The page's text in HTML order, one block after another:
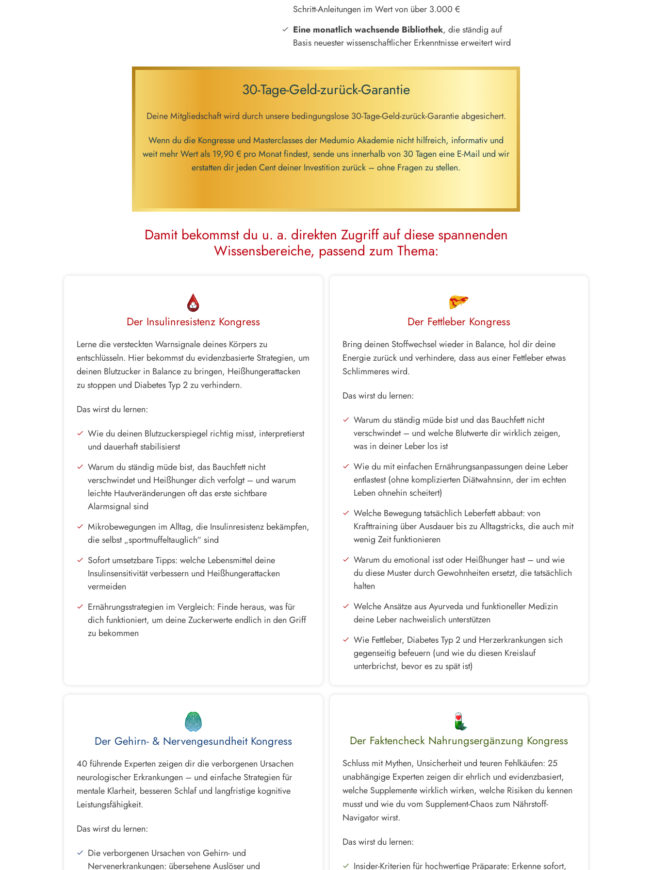
Schritt-Anleitungen im Wert von über 3.000 €
Eine monatlich wachsende Bibliothek, die ständig auf
Basis neuester wissenschaftlicher Erkenntnisse erweitert wird
30-Tage-Geld-zurück-Garantie
Deine Mitgliedschaft wird durch unsere bedingungslose 30-Tage-Geld-zurück-Garantie abgesichert.
Wenn du die Kongresse und Masterclasses der Medumio Akademie nicht hilfreich, informativ und
weit mehr Wert als 19,90 € pro Monat findest, sende uns innerhalb von 30 Tagen eine E-Mail und wir
erstatten dir jeden Cent deiner Investition zurück – ohne Fragen zu stellen.
Damit bekommst du u. a. direkten Zugriff auf diese spannenden
Wissensbereiche, passend zum Thema:
Der Insulinresistenz Kongress
Lerne die versteckten Warnsignale deines Körpers zu
entschlüsseln. Hier bekommst du evidenzbasierte Strategien, um
deinen Blutzucker in Balance zu bringen, Heißhungerattacken
zu stoppen und Diabetes Typ 2 zu verhindern.
Das wirst du lernen:
Wie du deinen Blutzuckerspiegel richtig misst, interpretierst
und dauerhaft stabilisierst
Warum du ständig müde bist, das Bauchfett nicht
verschwindet und Heißhunger dich verfolgt – und warum
leichte Hautveränderungen oft das erste sichtbare
Alarmsignal sind
Mikrobewegungen im Alltag, die Insulinresistenz bekämpfen,
die selbst „sportmuffeltauglich“ sind
Sofort umsetzbare Tipps: welche Lebensmittel deine
Insulinsensitivität verbessern und Heißhungerattacken
vermeiden
Ernährungsstrategien im Vergleich: Finde heraus, was für
dich funktioniert, um deine Zuckerwerte endlich in den Griff
zu bekommen
Der Fettleber Kongress
Bring deinen Stoffwechsel wieder in Balance, hol dir deine
Energie zurück und verhindere, dass aus einer Fettleber etwas
Schlimmeres wird.
Das wirst du lernen:
Warum du ständig müde bist und das Bauchfett nicht
verschwindet – und welche Blutwerte dir wirklich zeigen,
was in deiner Leber los ist
Wie du mit einfachen Ernährungsanpassungen deine Leber
entlastest (ohne komplizierten Diätwahnsinn, der im echten
Leben ohnehin scheitert)
Welche Bewegung tatsächlich Leberfett abbaut: von
Krafttraining über Ausdauer bis zu Alltagstricks, die auch mit
wenig Zeit funktionieren
Warum du emotional isst oder Heißhunger hast – und wie
du diese Muster durch Gewohnheiten ersetzt, die tatsächlich
halten
Welche Ansätze aus Ayurveda und funktioneller Medizin
deine Leber nachweislich unterstützen
Wie Fettleber, Diabetes Typ 2 und Herzerkrankungen sich
gegenseitig befeuern (und wie du diesen Kreislauf
unterbrichst, bevor es zu spät ist)
Der Gehirn- & Nervengesundheit Kongress
40 führende Experten zeigen dir die verborgenen Ursachen
neurologischer Erkrankungen – und einfache Strategien für
mentale Klarheit, besseren Schlaf und langfristige kognitive
Leistungsfähigkeit.
Das wirst du lernen:
Die verborgenen Ursachen von Gehirn- und
Nervenerkrankungen: übersehene Auslöser und
Der Faktencheck Nahrungsergänzung Kongress
Schluss mit Mythen, Unsicherheit und teuren Fehlkäufen: 25
unabhängige Experten zeigen dir ehrlich und evidenzbasiert,
welche Supplemente wirklich wirken, welche Risiken du kennen
musst und wie du vom Supplement-Chaos zum Nährstoff-
Navigator wirst.
Das wirst du lernen:
Insider-Kriterien für hochwertige Präparate: Erkenne sofort,